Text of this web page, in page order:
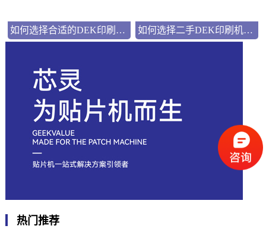
如何选择合适的DEK印刷机？可以按照这个降本增效方法选 如何选择二手DEK印刷机：避免陷阱，获得最佳性价比
热门推荐